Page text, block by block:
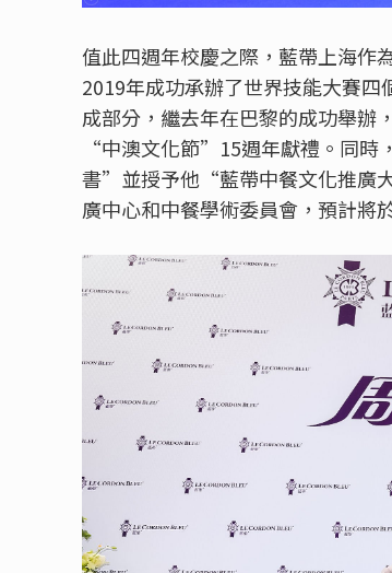
值此四週年校慶之際，藍帶上海作
2019年成功承辦了世界技能大賽
成部分，繼去年在巴黎的成功舉辦
“中澳文化節”15週年獻禮。同
書”並授予他“藍帶中餐文化推廣
廣中心和中餐學術委員會，預計將